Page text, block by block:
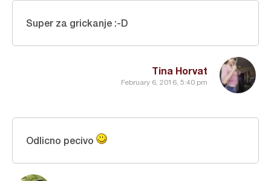
Tina Horvat
February 6, 2016, 5:40 pm
Super za grickanje :-D
Odlicno pecivo